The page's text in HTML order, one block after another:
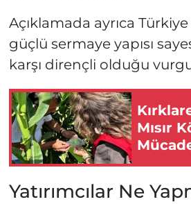
Açıklamada ayrıca
güçlü sermaye yapısı
karşı dirençli olduğu
Mısır
Yatırımcılar Ne